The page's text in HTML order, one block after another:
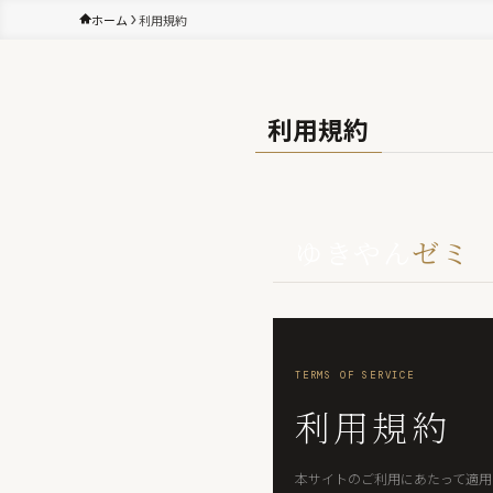
ホーム 利用規約
利用規約
ゼミ
TERMS OF SERVICE
利用規約
本サイトのご利用にあたって適